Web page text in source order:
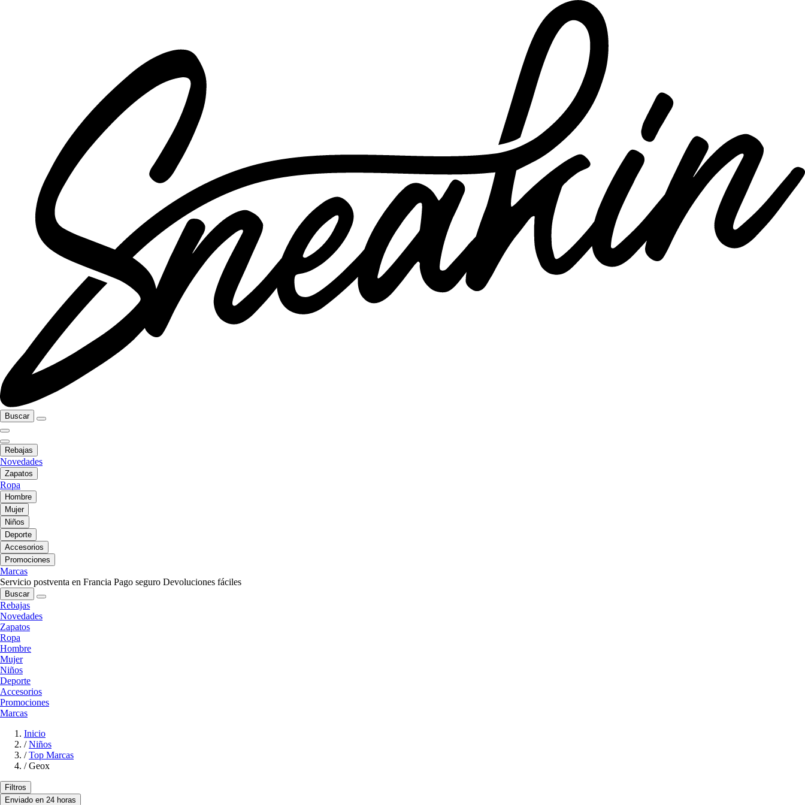
Buscar
Rebajas
Novedades
Zapatos
Ropa
Hombre
Mujer
Niños
Deporte
Accesorios
Promociones
Marcas
Servicio postventa en Francia Pago seguro Devoluciones fáciles
Buscar
Rebajas
Novedades
Zapatos
Ropa
Hombre
Mujer
Niños
Deporte
Accesorios
Promociones
Marcas
Inicio
/ Niños
/ Top Marcas
/ Geox
Filtros
Enviado en 24 horas